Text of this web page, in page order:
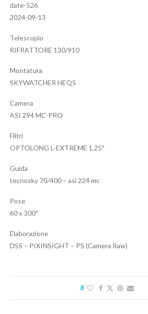
date-526
2024-09-13
Telescopio
RIFRATTORE 130/910
Montatura
SKYWATCHER HEQ5
Camera
ASI 294 MC-PRO
Filtri
OPTOLONG L-EXTREME 1,25″
Guida
tecnosky 70/400 – asi 224 mc
Pose
60 x 300″
Elaborazione
DSS – PIXINSIGHT – PS (Camera Raw)
8